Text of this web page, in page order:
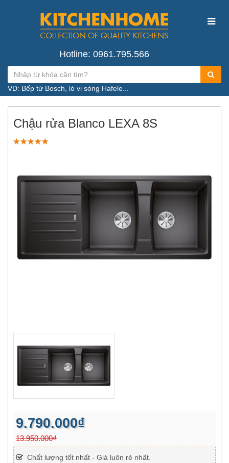
Hotline: 0961.795.566
VD: Bếp từ Bosch, lò vi sóng Hafele...
Chậu rửa Blanco LEXA 8S
9.790.000₫
13.950.000₫
Chất lượng tốt nhất - Giá luôn rẻ nhất.